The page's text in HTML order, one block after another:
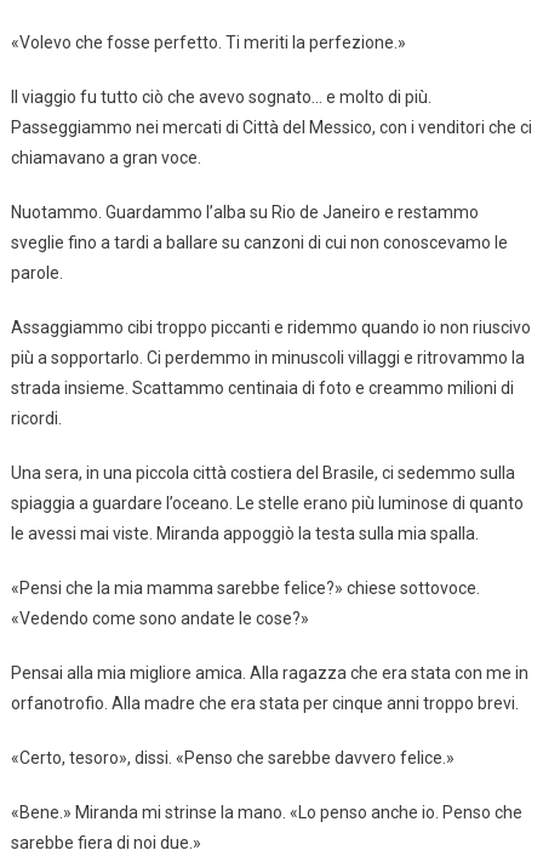
«Volevo che fosse perfetto. Ti meriti la perfezione.»
Il viaggio fu tutto ciò che avevo sognato… e molto di più.
Passeggiammo nei mercati di Città del Messico, con i venditori che ci
chiamavano a gran voce.
Nuotammo. Guardammo l’alba su Rio de Janeiro e restammo
sveglie fino a tardi a ballare su canzoni di cui non conoscevamo le
parole.
Assaggiammo cibi troppo piccanti e ridemmo quando io non riuscivo
più a sopportarlo. Ci perdemmo in minuscoli villaggi e ritrovammo la
strada insieme. Scattammo centinaia di foto e creammo milioni di
ricordi.
Una sera, in una piccola città costiera del Brasile, ci sedemmo sulla
spiaggia a guardare l’oceano. Le stelle erano più luminose di quanto
le avessi mai viste. Miranda appoggiò la testa sulla mia spalla.
«Pensi che la mia mamma sarebbe felice?» chiese sottovoce.
«Vedendo come sono andate le cose?»
Pensai alla mia migliore amica. Alla ragazza che era stata con me in
orfanotrofio. Alla madre che era stata per cinque anni troppo brevi.
«Certo, tesoro», dissi. «Penso che sarebbe davvero felice.»
«Bene.» Miranda mi strinse la mano. «Lo penso anche io. Penso che
sarebbe fiera di noi due.»